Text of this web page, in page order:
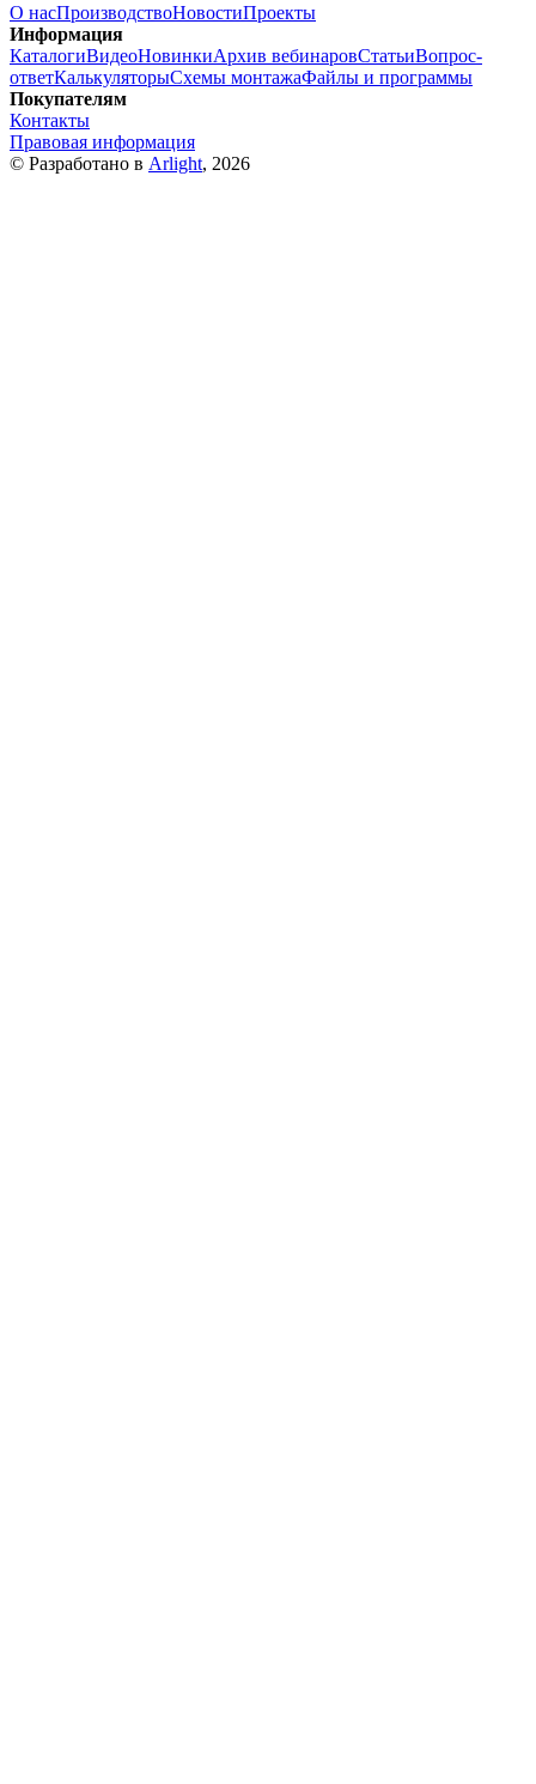
О насПроизводствоНовостиПроекты
Информация
КаталогиВидеоНовинкиАрхив вебинаровСтатьиВопрос-
ответКалькуляторыСхемы монтажаФайлы и программы
Покупателям
Контакты
Правовая информация
© Разработано в Arlight, 2026